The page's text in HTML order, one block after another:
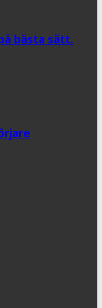
bästa sätt.